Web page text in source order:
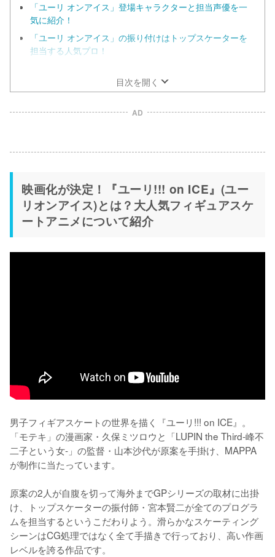
「ユーリ オンアイス」登場キャラクターと担当声優を一
気に紹介！
「ユーリ オンアイス」の振り付けはトップスケーターを
担当する人気プロ！
目次を開く
AD
映画化が決定！『ユーリ!!! on ICE』(ユー
リオンアイス)とは？大人気フィギュアスケ
ートアニメについて紹介
男子フィギアスケートの世界を描く『ユーリ!!! on ICE』。
「モテキ」の漫画家・久保ミツロウと「LUPIN the Third-峰不
二子という女-」の監督・山本沙代が原案を手掛け、MAPPA
が制作に当たっています。
原案の2人が自腹を切って海外までGPシリーズの取材に出掛
け、トップスケーターの振付師・宮本賢二が全てのプログラ
ムを担当するというこだわりよう。滑らかなスケーティング
シーンはCG処理ではなく全て手描きで行っており、高い作画
レベルを誇る作品です。